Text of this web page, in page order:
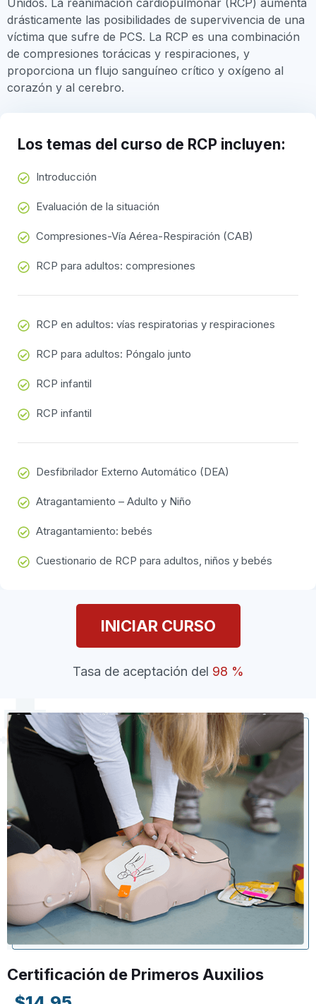
drásticamente las posibilidades de supervivencia de una
víctima que sufre de PCS. La RCP es una combinación
de compresiones torácicas y respiraciones, y
proporciona un flujo sanguíneo crítico y oxígeno al
corazón y al cerebro.
Los temas del curso de RCP incluyen:
Introducción
Evaluación de la situación
Compresiones-Vía Aérea-Respiración (CAB)
RCP para adultos: compresiones
RCP en adultos: vías respiratorias y respiraciones
RCP para adultos: Póngalo junto
RCP infantil
RCP infantil
Desfibrilador Externo Automático (DEA)
Atragantamiento – Adulto y Niño
Atragantamiento: bebés
Cuestionario de RCP para adultos, niños y bebés
INICIAR CURSO
Tasa de aceptación del 98 %
Certificación de Primeros Auxilios